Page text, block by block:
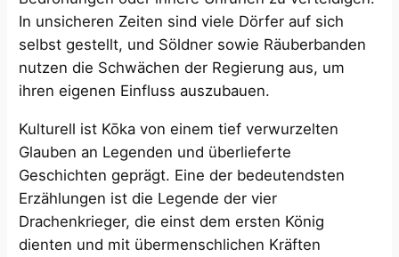
In unsicheren Zeiten sind viele Dörfer auf sich
selbst gestellt, und Söldner sowie Räuberbanden
nutzen die Schwächen der Regierung aus, um
ihren eigenen Einfluss auszubauen.
Kulturell ist Kōka von einem tief verwurzelten
Glauben an Legenden und überlieferte
Geschichten geprägt. Eine der bedeutendsten
Erzählungen ist die Legende der vier
Drachenkrieger, die einst dem ersten König
dienten und mit übermenschlichen Kräften